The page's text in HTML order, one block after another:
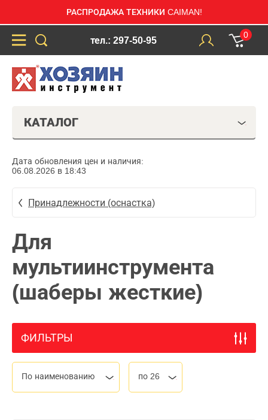
РАСПРОДАЖА ТЕХНИКИ CAIMAN!
тел.: 297-50-95
0
КАТАЛОГ
Дата обновления цен и наличия:
06.08.2026 в 18:43
Принадлежности (оснастка)
Для
мультиинструмента
(шаберы жесткие)
ФИЛЬТРЫ
По наименованию по 26